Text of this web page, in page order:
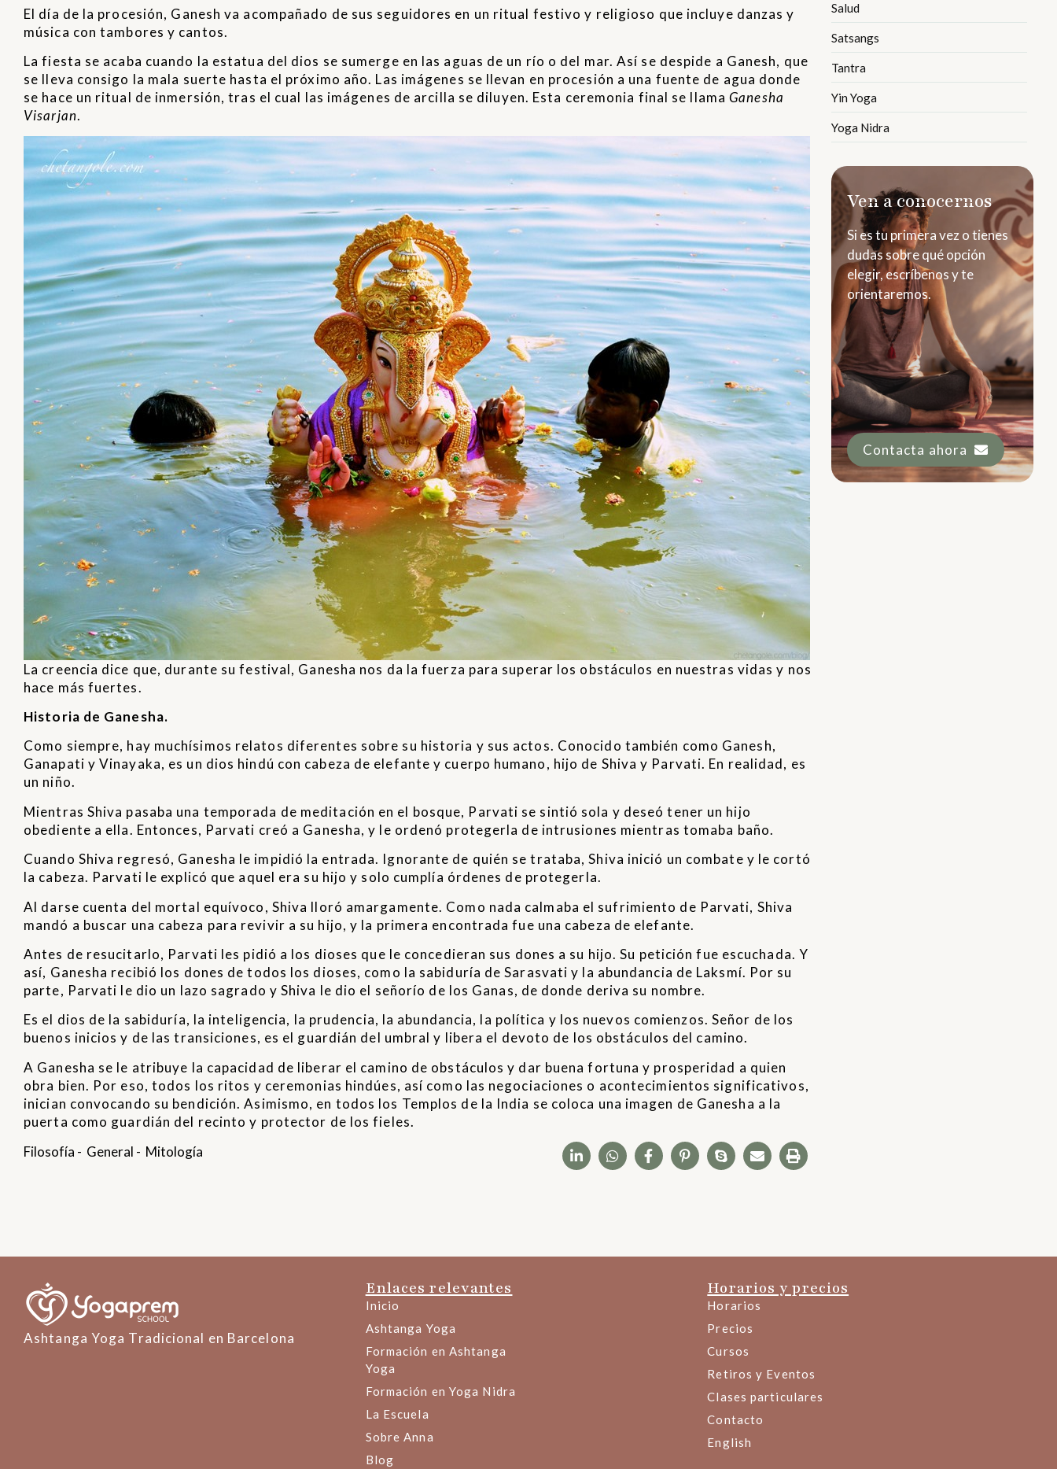
El día de la procesión, Ganesh va acompañado de sus seguidores en un ritual festivo y religioso que incluye danzas y
música con tambores y cantos.
La fiesta se acaba cuando la estatua del dios se sumerge en las aguas de un río o del mar. Así se despide a Ganesh, que
se lleva consigo la mala suerte hasta el próximo año. Las imágenes se llevan en procesión a una fuente de agua donde
se hace un ritual de inmersión, tras el cual las imágenes de arcilla se diluyen. Esta ceremonia final se llamaGanesha
Visarjan.
La creencia dice que, durante su festival, Ganesha nos da la fuerza para superar los obstáculos en nuestras vidas y nos
hace más fuertes.
Historia de Ganesha.
Como siempre, hay muchísimos relatos diferentes sobre su historia y sus actos. Conocido también como Ganesh,
Ganapati y Vinayaka, es un dios hindú con cabeza de elefante y cuerpo humano, hijo de Shiva y Parvati. En realidad, es
un niño.
Mientras Shiva pasaba una temporada de meditación en el bosque, Parvati se sintió sola y deseó tener un hijo
obediente a ella. Entonces, Parvati creó a Ganesha, y le ordenó protegerla de intrusiones mientras tomaba baño.
Cuando Shiva regresó, Ganesha le impidió la entrada. Ignorante de quién se trataba, Shiva inició un combate y le cortó
la cabeza. Parvati le explicó que aquel era su hijo y solo cumplía órdenes de protegerla.
Al darse cuenta del mortal equívoco, Shiva lloró amargamente. Como nada calmaba el sufrimiento de Parvati, Shiva
mandó a buscar una cabeza para revivir a su hijo, y la primera encontrada fue una cabeza de elefante.
Antes de resucitarlo, Parvati les pidió a los dioses que le concedieran sus dones a su hijo. Su petición fue escuchada. Y
así, Ganesha recibió los dones de todos los dioses, como la sabiduría de Sarasvati y la abundancia de Laksmí. Por su
parte, Parvati le dio un lazo sagrado y Shiva le dio el señorío de los Ganas, de donde deriva su nombre.
Es el dios de la sabiduría, la inteligencia, la prudencia, la abundancia, la política y los nuevos comienzos. Señor de los
buenos inicios y de las transiciones, es el guardián del umbral y libera el devoto de los obstáculos del camino.
A Ganesha se le atribuye la capacidad de liberar el camino de obstáculos y dar buena fortuna y prosperidad a quien
obra bien. Por eso, todos los ritos y ceremonias hindúes, así como las negociaciones o acontecimientos significativos,
inician convocando su bendición. Asimismo, en todos los Templos de la India se coloca una imagen de Ganesha a la
puerta como guardián del recinto y protector de los fieles.
Filosofía - General - Mitología
Salud
Satsangs
Tantra
Yin Yoga
Yoga Nidra
Ven a conocernos
Si es tu primera vez o tienes
dudas sobre qué opción
elegir, escríbenos y te
orientaremos.
Contacta ahora
Ashtanga Yoga Tradicional en Barcelona
Enlaces relevantes
Inicio
Ashtanga Yoga
Formación en Ashtanga
Yoga
Formación en Yoga Nidra
La Escuela
Sobre Anna
Blog
Horarios y precios
Horarios
Precios
Cursos
Retiros y Eventos
Clases particulares
Contacto
English